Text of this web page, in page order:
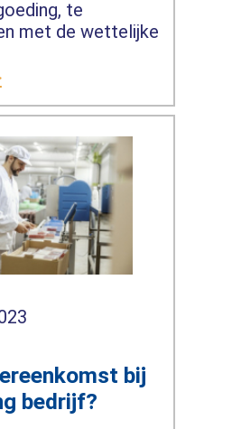
te
met de wettelijke
bij
bedrijf?